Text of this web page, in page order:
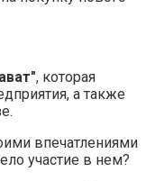
, которая
а также
впечатлениями
участие в нем?